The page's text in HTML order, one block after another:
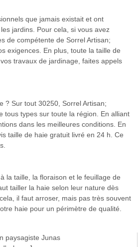
que jamais existait et ont
jardins. Pour cela, si vous avez
de compétente de Sorrel Artisan;
exigences. En plus, toute la taille de
travaux de jardinage, faites appels
? Sur tout 30250, Sorrel Artisan;
tous types sur toute la région. En alliant
dans les meilleures conditions. En
taille de haie gratuit livré en 24 h. Ce
la taille, la floraison et le feuillage de
tailler la haie selon leur nature dès
il faut arroser, mais pas très souvent
haie pour un périmètre de qualité.
paysagiste Junas